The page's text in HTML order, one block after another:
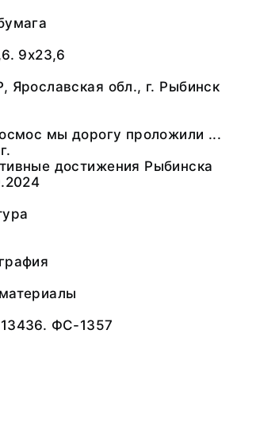
9х23,6
Ярославская обл., г. Рыбинск
мы дорогу проложили ...
достижения Рыбинска
ФС-1357